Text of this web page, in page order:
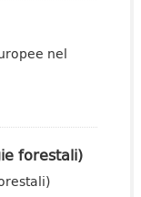
nel
forestali)